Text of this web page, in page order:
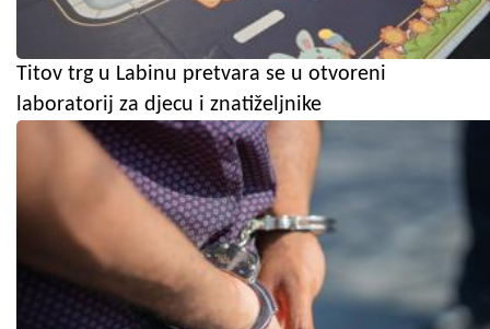
Titov trg u Labinu pretvara se u otvoreni
laboratorij za djecu i znatiželjnike